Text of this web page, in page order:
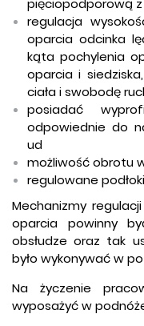
pięciopodporową z
regulacja
oparcia odcinka
kąta pochylenia
oparcia i
ciała i swobodę
posiadać
odpowiednie do
ud
możliwość obrotu
regulowane
Mechanizmy
oparcia powinny
obsłudze oraz tak
było wykonywać w
Na życzenie
wyposażyć w